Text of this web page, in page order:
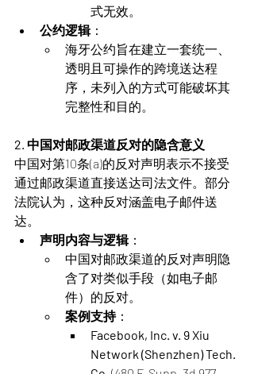
式无效​。
公约逻辑：
海牙公约旨在建立一套统一、
透明且可操作的跨境送达程
序，未列入的方式可能破坏其
完整性和目的​。
2. 中国对邮政渠道反对的隐含意义
中国对第10条(a)的反对声明表示不接受
通过邮政渠道直接送达司法文件。部分
法院认为，这种反对涵盖电子邮件送
达。
声明内容与逻辑：
中国对邮政渠道的反对声明隐
含了对类似手段（如电子邮
件）的反对。
案例支持：
Facebook, Inc. v. 9 Xiu
Network (Shenzhen) Tech.